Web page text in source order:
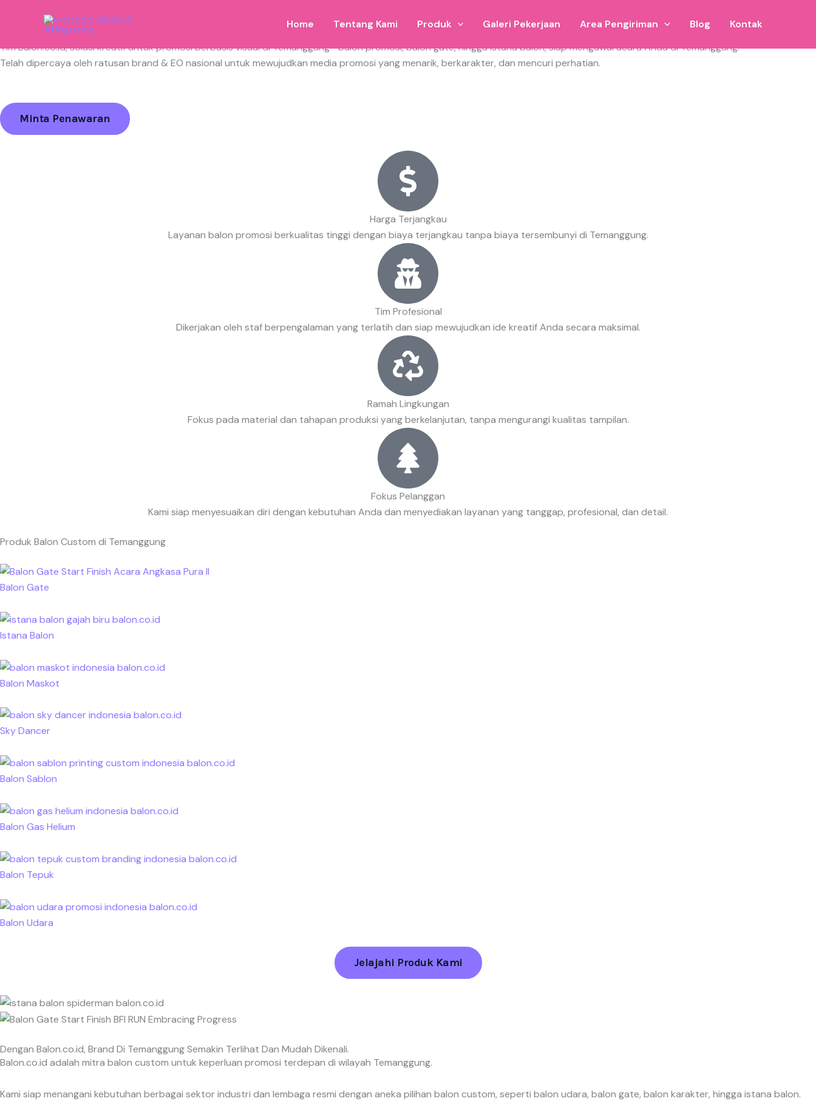
Home Tentang Kami Produk Galeri Pekerjaan Area Pengiriman Blog Kontak
Vendor Balon Gate Event Promosi & Branding di Temanggung
Jawa Tengah»Temanggung
Tim Balon.co.id, solusi kreatif untuk promosi berbasis visual di Temanggung—balon promosi, balon gate, hingga istana balon, siap mengawal acara Anda di Temanggung.
Telah dipercaya oleh ratusan brand & EO nasional untuk mewujudkan media promosi yang menarik, berkarakter, dan mencuri perhatian.
Minta Penawaran
Harga Terjangkau
Layanan balon promosi berkualitas tinggi dengan biaya terjangkau tanpa biaya tersembunyi di Temanggung.
Tim Profesional
Dikerjakan oleh staf berpengalaman yang terlatih dan siap mewujudkan ide kreatif Anda secara maksimal.
Ramah Lingkungan
Fokus pada material dan tahapan produksi yang berkelanjutan, tanpa mengurangi kualitas tampilan.
Fokus Pelanggan
Kami siap menyesuaikan diri dengan kebutuhan Anda dan menyediakan layanan yang tanggap, profesional, dan detail.
Produk Balon Custom di Temanggung
Balon Gate
Istana Balon
Balon Maskot
Sky Dancer
Balon Sablon
Balon Gas Helium
Balon Tepuk
Balon Udara
Jelajahi Produk Kami
Dengan Balon.co.id, Brand Di Temanggung Semakin Terlihat Dan Mudah Dikenali.
Balon.co.id adalah mitra balon custom untuk keperluan promosi terdepan di wilayah Temanggung.
Kami siap menangani kebutuhan berbagai sektor industri dan lembaga resmi dengan aneka pilihan balon custom, seperti balon udara, balon gate, balon karakter, hingga istana balon.